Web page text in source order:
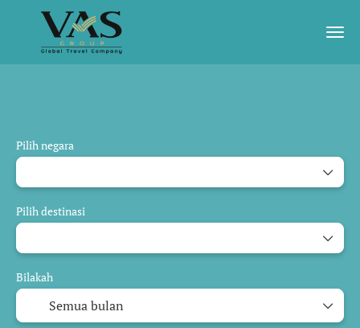
Pilih negara
Pilih destinasi
Bilakah